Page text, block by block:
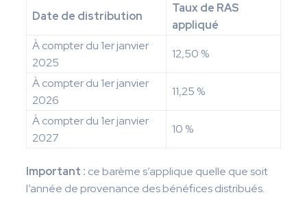
Date de distribution
Taux de RAS
appliqué
À compter du 1er janvier
2025
12,50 %
À compter du 1er janvier
2026
11,25 %
À compter du 1er janvier
2027
10 %
Important : ce barème s’applique quelle que soit
l’année de provenance des bénéfices distribués.